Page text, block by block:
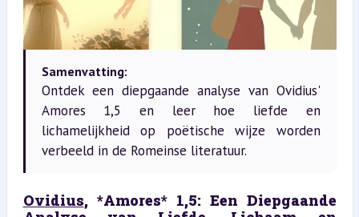
Samenvatting:
Ontdek een diepgaande analyse van Ovidius'
Amores 1,5 en leer hoe liefde en
lichamelijkheid op poëtische wijze worden
verbeeld in de Romeinse literatuur.
Ovidius, *Amores* 1,5: Een Diepgaande